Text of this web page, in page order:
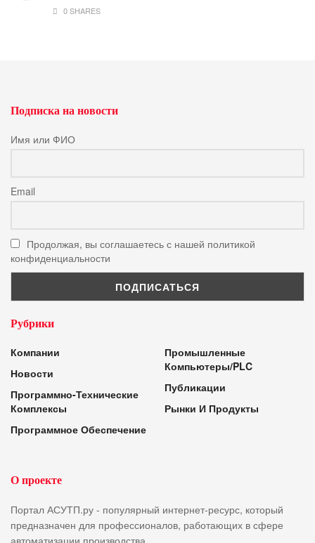
0 SHARES
Подписка на новости
Имя или ФИО
Email
Продолжая, вы соглашаетесь с нашей политикой
конфиденциальности
Рубрики
Компании
Новости
Программно-Технические
Комплексы
Программное Обеспечение
Промышленные
Компьютеры/PLC
Публикации
Рынки И Продукты
О проекте
Портал АСУТП.ру - популярный интернет-ресурс, который
предназначен для профессионалов, работающих в сфере
автоматизации производства.